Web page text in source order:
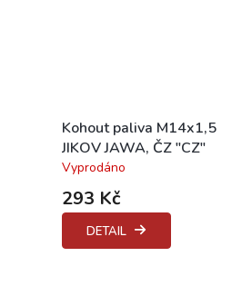
Kohout paliva M14x1,5
JIKOV JAWA, ČZ "CZ"
Průměrné
hodnocení
produktu
je
Vyprodáno
293 Kč
DETAIL